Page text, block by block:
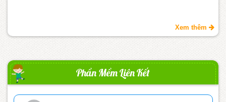
Xem thêm
Phần Mềm Liên Kết